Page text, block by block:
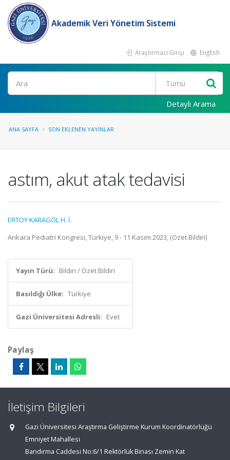
Akademik Veri Yönetim Sistemi
Araştırmacı Girişi English
Ara
Detaylı Arama
ANA SAYFA SON EKLENEN YAYINLAR
astım, akut atak tedavisi
ERTOY KARAGÖL H. İ.
Ankara Pediatri Kongresi, Türkiye, 9 - 11 Kasım 2023, (Özet Bildiri)
Yayın Türü: Bildiri / Özet Bildiri
Basıldığı Ülke: Türkiye
Gazi Üniversitesi Adresli: Evet
Paylaş
İletişim Bilgileri
Gazi Üniversitesi Araştırma Geliştirme Kurum Koordinatörlüğü
Emniyet Mahallesi
Bandırma Caddesi No:6/1 Rektörlük Binası Zemin Kat